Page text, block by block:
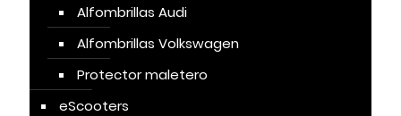
Alfombrillas Audi
Alfombrillas Volkswagen
Protector maletero
eScooters